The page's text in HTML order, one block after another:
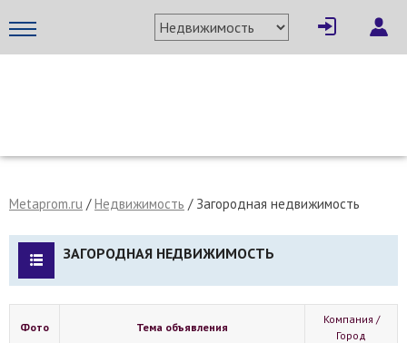
Metaprom.ru /Недвижимость / Загородная недвижимость
ЗАГОРОДНАЯ НЕДВИЖИМОСТЬ
Фото Тема объявления
Компания /
Город